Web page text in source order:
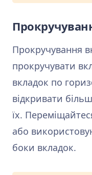
Прокручування
прокручувати
вкладок по
відкривати
їх.
або
боки вкладок.